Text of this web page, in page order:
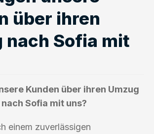
über ihren
nach Sofia mit
Kunden über ihren Umzug
Sofia mit uns?
einem zuverlässigen